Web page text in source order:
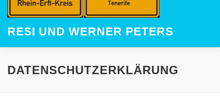
RESI UND WERNER PETERS
HOME AUF DEM JAKOBSWEG
DATENSCHUTZERKLÄRUNG